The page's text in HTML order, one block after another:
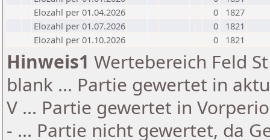
Elozahl per 01.04.2026
0
1827
Elozahl per 01.07.2026
0
1821
Elozahl per 01.10.2026
0 1821
Hinweis1 Wertebereich Feld
blank ... Partie gewertet in
V ... Partie gewertet in
- ... Partie nicht gewertet, da